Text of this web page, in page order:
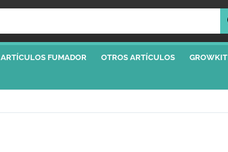
ARTÍCULOS FUMADOR OTROS ARTÍCULOS GROWKIT